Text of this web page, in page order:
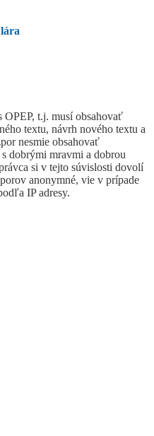
t.j. musí obsahovať
textu, návrh nového textu a
nesmie obsahovať
dobrými mravmi a dobrou
si v tejto súvislosti dovolí
anonymné, vie v prípade
IP adresy.